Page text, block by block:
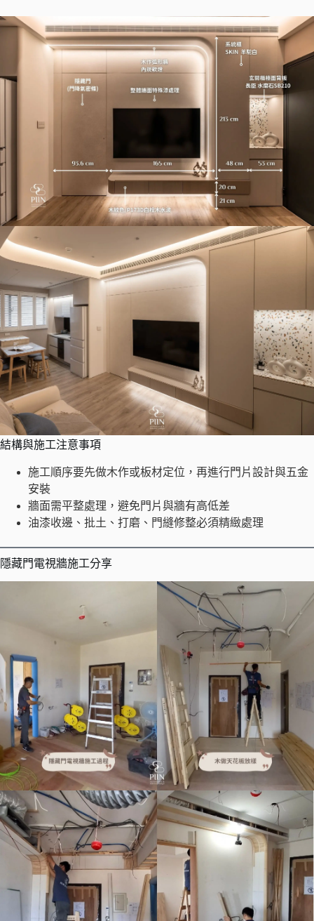
結構與施工注意事項
施工順序要先做木作或板材定位，再進行門片設計與五金
安裝
牆面需平整處理，避免門片與牆有高低差
油漆收邊、批土、打磨、門縫修整必須精緻處理
隱藏門電視牆施工分享